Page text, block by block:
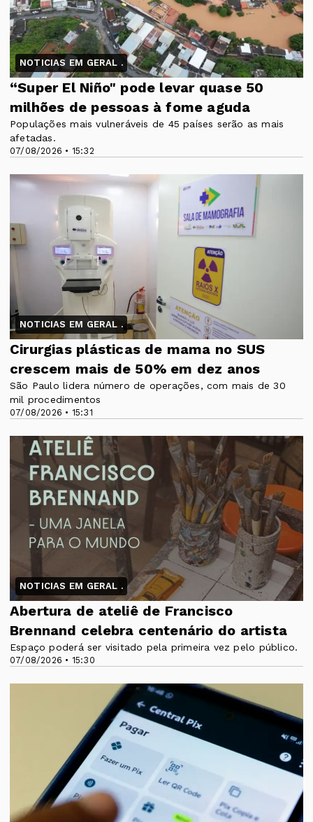
NOTICIAS EM GERAL .
07/08/2026 • 15:32
“Super El Niño" pode levar quase 50
milhões de pessoas à fome aguda
Populações mais vulneráveis de 45 países serão as mais
afetadas.
NOTICIAS EM GERAL .
07/08/2026 • 15:31
Cirurgias plásticas de mama no SUS
crescem mais de 50% em dez anos
São Paulo lidera número de operações, com mais de 30
mil procedimentos
NOTICIAS EM GERAL .
07/08/2026 • 15:30
Abertura de ateliê de Francisco
Brennand celebra centenário do artista
Espaço poderá ser visitado pela primeira vez pelo público.